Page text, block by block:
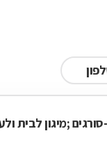
סורגים ;מיגון לבית